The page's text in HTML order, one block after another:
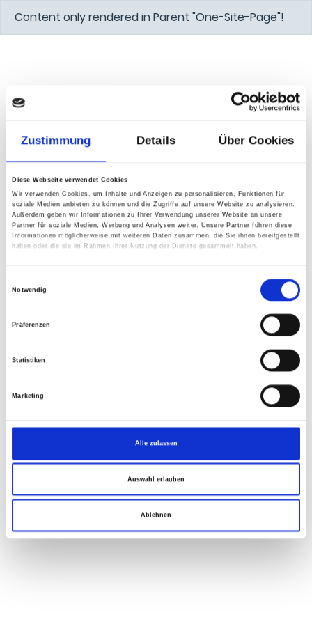
Zustimmung Details Über Cookies
Diese Webseite verwendet Cookies
Wir verwenden Cookies, um Inhalte und Anzeigen zu personalisieren, Funktionen für
soziale Medien anbieten zu können und die Zugriffe auf unsere Website zu analysieren.
Außerdem geben wir Informationen zu Ihrer Verwendung unserer Website an unsere
Partner für soziale Medien, Werbung und Analysen weiter. Unsere Partner führen diese
Informationen möglicherweise mit weiteren Daten zusammen, die Sie ihnen bereitgestellt
haben oder die sie im Rahmen Ihrer Nutzung der Dienste gesammelt haben.
Notwendig
Präferenzen
Statistiken
Marketing
Alle zulassen
Auswahl erlauben
Ablehnen
Content only rendered in Parent "One-Site-Page"!